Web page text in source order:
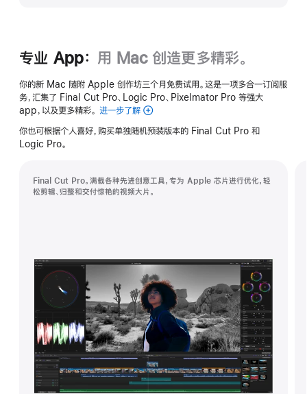
专业 App： 用 Mac 创造更多精彩。
你的新 Mac 随附 Apple 创作坊三个月免费试用。这是一项多合一订阅服
务，汇集了 Final Cut Pro、Logic Pro、Pixelmator Pro 等强大
app，以及更多精彩。 进一步了解 Apple
作
你也可根据个人喜好，购买单独随机预装版本的 Final Cut Pro 和
Logic Pro。
Final Cut Pro。满载各种先进创意工具，专为 Apple 芯片进行优化，轻
松剪辑、归整和交付惊艳的视频大片。